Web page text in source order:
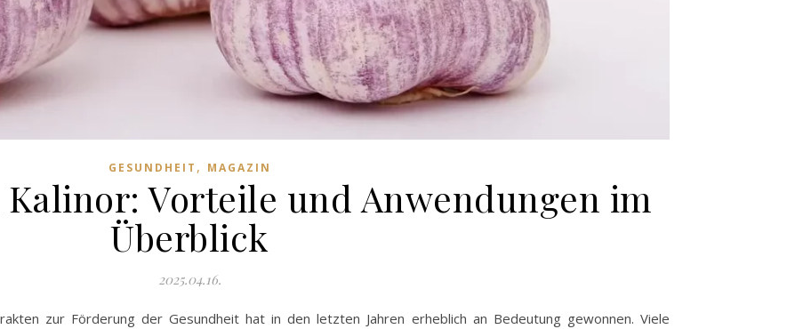
GESUNDHEIT , MAGAZIN
Vorteile und Anwendungen im
Überblick
2025.04.16.
zur Förderung der Gesundheit hat in den letzten Jahren erheblich an Bedeutung gewonnen. Viele